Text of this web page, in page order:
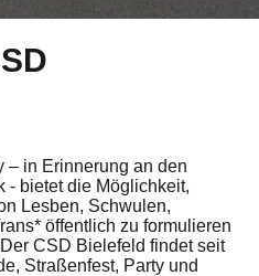
– in Erinnerung an den
- bietet die Möglichkeit,
Lesben, Schwulen,
öffentlich zu formulieren
CSD Bielefeld findet seit
Straßenfest, Party und